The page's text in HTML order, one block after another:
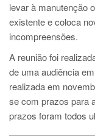
levar à manutenção
existente e coloca
incompreensões.
A reunião foi
de uma audiência
realizada em
se com prazos para
prazos foram todos